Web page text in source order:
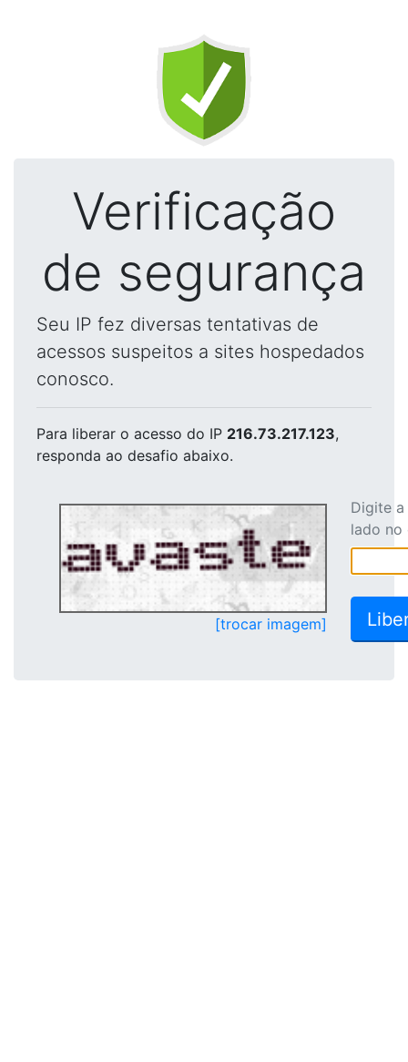
Verificação
de segurança
Seu IP fez diversas tentativas de
acessos suspeitos a sites hospedados
conosco.
Para liberar o acesso do IP 216.73.217.123,
responda ao desafio abaixo.
[trocar imagem]
Digite
lado no